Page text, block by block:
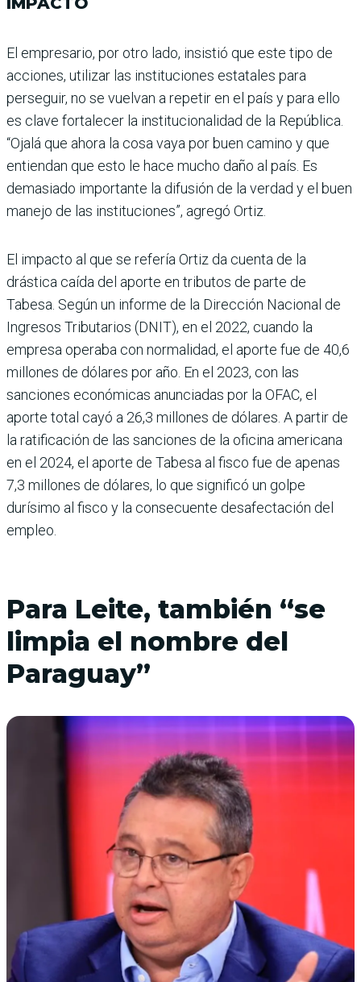
El empresario, por otro lado, insistió que este tipo de
accio­nes, utilizar las instituciones estatales para
perseguir, no se vuelvan a repetir en el país y para ello
es clave fortalecer la institucionalidad de la Repú­blica.
“Ojalá que ahora la cosa vaya por buen camino y que
entiendan que esto le hace mucho daño al país. Es
dema­siado importante la difusión de la verdad y el buen
manejo de las instituciones”, agregó Ortiz.
El impacto al que se refería Ortiz da cuenta de la
drástica caída del aporte en tributos de parte de
Tabesa. Según un informe de la Dirección Nacio­nal de
Ingresos Tributarios (DNIT), en el 2022, cuando la
empresa operaba con nor­malidad, el aporte fue de 40,6
millones de dólares por año. En el 2023, con las
sanciones económicas anunciadas por la OFAC, el
aporte total cayó a 26,3 millones de dólares. A partir de
la ratificación de las sanciones de la oficina ameri­cana
en el 2024, el aporte de Tabesa al fisco fue de apenas
7,3 millones de dólares, lo que significó un golpe
durísimo al fisco y la consecuente desafec­tación del
empleo.
Para Leite, también “se
limpia el nombre del
Paraguay”